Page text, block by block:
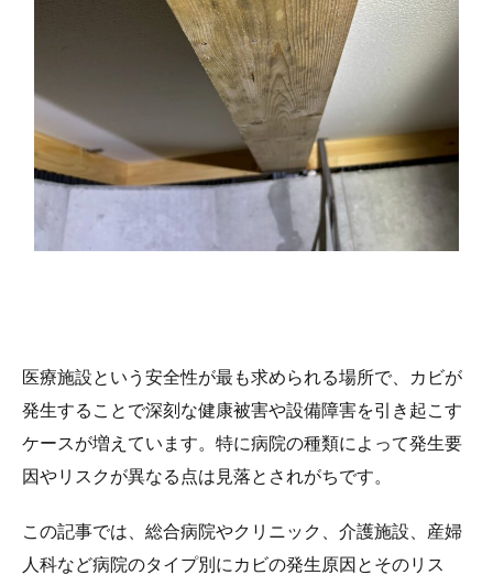
医療施設という安全性が最も求められる場所で、カビが
発生することで深刻な健康被害や設備障害を引き起こす
ケースが増えています。特に病院の種類によって発生要
因やリスクが異なる点は見落とされがちです。
この記事では、総合病院やクリニック、介護施設、産婦
人科など病院のタイプ別にカビの発生原因とそのリス